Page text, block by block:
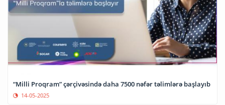
“Milli Proqram” çərçivəsində daha 7500 nəfər təlimlərə başlayıb
14-05-2025